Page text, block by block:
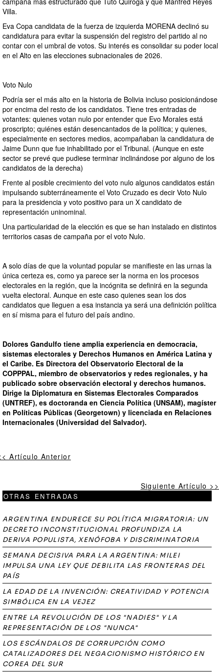
Villa.
Eva Copa candidata de la fuerza de izquierda MORENA declinó su
candidatura para evitar la suspensión del registro del partido al no
contar con el umbral de votos. Su interés es consolidar su poder local
en el Alto en las elecciones subnacionales de 2026.
Voto Nulo
Podría ser el más alto en la historia de Bolivia incluso posicionándose
por encima del resto de los candidatos. Tiene tres entradas de
votantes: quienes votan nulo por entender que Evo Morales está
proscripto; quiénes están desencantados de la política; y quienes,
especialmente en sectores medios, acompañaban la candidatura de
Jaime Dunn que fue inhabilitado por el Tribunal. (Aunque en este
sector se prevé que pudiese terminar inclinándose por alguno de los
candidatos de la derecha)
Frente al posible crecimiento del voto nulo algunos candidatos están
impulsando subterráneamente el Voto Cruzado es decir Voto Nulo
para la presidencia y voto positivo para un X candidato de
representación uninominal.
Una particularidad de la elección es que se han instalado en distintos
territorios casas de campaña por el voto Nulo.
A solo días de que la voluntad popular se manifieste en las urnas la
única certeza es, como ya parece ser la norma en los procesos
electorales en la región, que la incógnita se definirá en la segunda
vuelta electoral. Aunque en este caso quienes sean los dos
candidatos que lleguen a esa instancia ya será una definición política
en sí misma para el futuro del país andino.
Dolores Gandulfo tiene amplia experiencia en democracia,
sistemas electorales y Derechos Humanos en América Latina y
el Caribe. Es Directora del Observatorio Electoral de la
COPPPAL, miembro de observatorios y redes regionales, y ha
publicado sobre observación electoral y derechos humanos.
Dirige la Diplomatura en Sistemas Electorales Comparados
(UNTREF), es doctoranda en Ciencia Política (UNSAM), magíster
en Políticas Públicas (Georgetown) y licenciada en Relaciones
Internacionales (Universidad del Salvador).
Artículo Anterior
Siguiente Artículo >>
OTRAS ENTRADAS
ARGENTINA ENDURECE SU POLÍTICA MIGRATORIA: UN
DECRETO INCONSTITUCIONAL PROFUNDIZA LA
DERIVA POPULISTA, XENÓFOBA Y DISCRIMINATORIA
SEMANA DECISIVA PARA LA ARGENTINA: MILEI
IMPULSA UNA LEY QUE DEBILITA LAS FRONTERAS DEL
PAÍS
LA EDAD DE LA INVENCIÓN: CREATIVIDAD Y POTENCIA
SIMBÓLICA EN LA VEJEZ
ENTRE LA REVOLUCIÓN DE LOS "NADIES" Y LA
REPRESENTACIÓN DE LOS "NUNCA"
LOS ESCÁNDALOS DE CORRUPCIÓN COMO
CATALIZADORES DEL NEGACIONISMO HISTÓRICO EN
COREA DEL SUR